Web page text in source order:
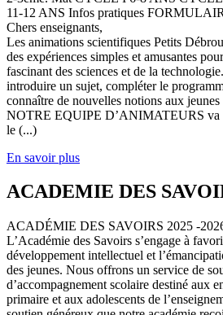
11-12 ANS Infos pratiques
Chers enseignants,
Les animations scientifiques Petits
des expériences simples et amusantes
fascinant des sciences et de la
introduire un sujet, compléter le
connaître de nouvelles notions aux
NOTRE EQUIPE D’ANIMATEURS va
le (...)
En savoir plus
ACADEMIE DES
ACADÉMIE DES SAVOIRS 2025 -
L’Académie des Savoirs s’engage à
développement intellectuel et
des jeunes. Nous offrons un service de
d’accompagnement scolaire destiné aux
primaire et aux adolescents de